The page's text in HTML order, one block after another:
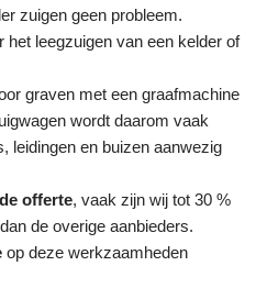
zuigen geen probleem.
leegzuigen van een kelder of
graven met een graafmachine
wordt daarom vaak
leidingen en buizen aanwezig
offerte, vaak zijn wij tot 30 %
de overige aanbieders.
op deze werkzaamheden